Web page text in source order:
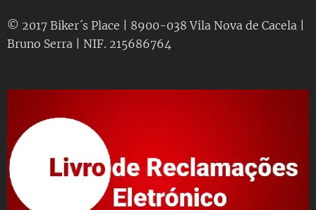
© 2017 Biker´s Place | 8900-038 Vila Nova de Cacela |
Bruno Serra | NIF. 215686764